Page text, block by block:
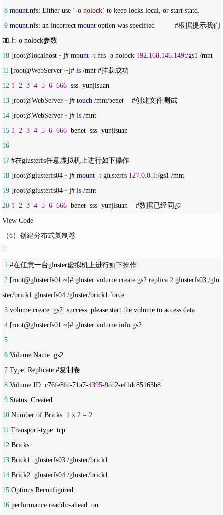
8 mount .nfs: Either use ‘-o nolock‘
9 mount .nfs: an incorrect mount option was specified          #根据提示我们
加上-
10 [root@localhost ~]# mount -t nfs -o nolock 192.168 146.149:/gs1 /
11 [root@WebServer ~]# ls /
12 1 2 3 4 5 6 666
13 [root@WebServer ~]# touch /mnt/
14 [root@WebServer ~]# ls /
15 1 2 3 4 5 6 666
16
17
18 [root@glusterfs04 ~]# mount -t glusterfs 127.0 0.1 :/gs1 /
19 [root@glusterfs04 ~]# ls /
20 1 2 3 4 5 6 666
  benet  sss  yunjisuan    #数据已经同步
View Code
（8）创建分布式复制卷
1
2 [root@glusterfs01 ~]# gluster volume create gs2 replica 2 glusterfs03:/glu
ster/brick1 glusterfs04:/gluster/
3
4 [root@glusterfs01 ~]# gluster volume info
5
6
7
8 Volume ID: c76fe8fd-71a7-4395-9dd2-
9
10 Number of Bricks: 1 x 2 = 2
11 Transport-
12
13 Brick1: glusterfs03:/gluster/
14 Brick2: glusterfs04:/gluster/
15
16 performance.readdir-